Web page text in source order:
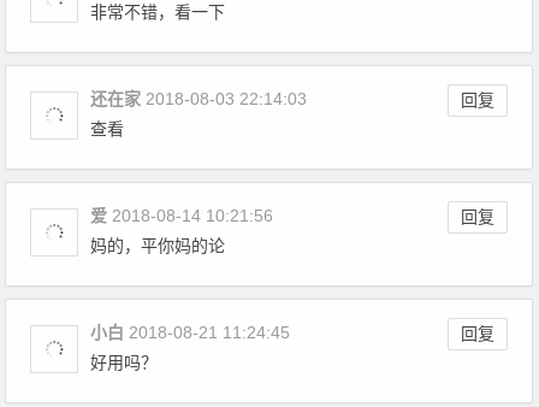
非常不错，看一下
还在家 回复
2018-08-03 22:14:03
查看
爱 回复
2018-08-14 10:21:56
妈的，平你妈的论
小白 回复
2018-08-21 11:24:45
好用吗？